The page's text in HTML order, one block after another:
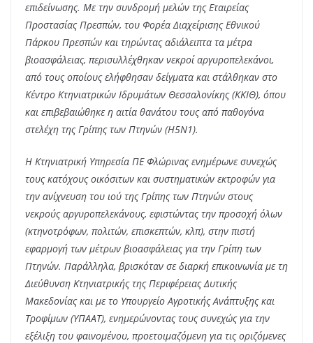
επιδείνωσης. Με την συνδρομή μελών της Εταιρείας
Προστασίας Πρεσπών, του Φορέα Διαχείρισης Εθνικού
Πάρκου Πρεσπών και τηρώντας αδιάλειπτα τα μέτρα
βιοασφάλειας, περισυλλέχθηκαν νεκροί αργυροπελεκάνοι,
από τους οποίους ελήφθησαν δείγματα και στάλθηκαν στο
Κέντρο Κτηνιατρικών Ιδρυμάτων Θεσσαλονίκης (ΚΚΙΘ), όπου
και επιβεβαιώθηκε η αιτία θανάτου τους από παθογόνα
στελέχη της Γρίπης των Πτηνών (H5N1).
Η Κτηνιατρική Υπηρεσία ΠΕ Φλώρινας ενημέρωνε συνεχώς
τους κατόχους οικόσιτων και συστηματικών εκτροφών για
την ανίχνευση του ιού της Γρίπης των Πτηνών στους
νεκρούς αργυροπελεκάνους, εφιστώντας την προσοχή όλων
(κτηνοτρόφων, πολιτών, επισκεπτών, κλπ), στην πιστή
εφαρμογή των μέτρων βιοασφάλειας για την Γρίπη των
Πτηνών. Παράλληλα, βρισκόταν σε διαρκή επικοινωνία με τη
Διεύθυνση Κτηνιατρικής της Περιφέρειας Δυτικής
Μακεδονίας και με το Υπουργείο Αγροτικής Ανάπτυξης και
Τροφίμων (ΥΠΑΑΤ), ενημερώνοντας τους συνεχώς για την
εξέλιξη του φαινομένου, προετοιμαζόμενη για τις οριζόμενες